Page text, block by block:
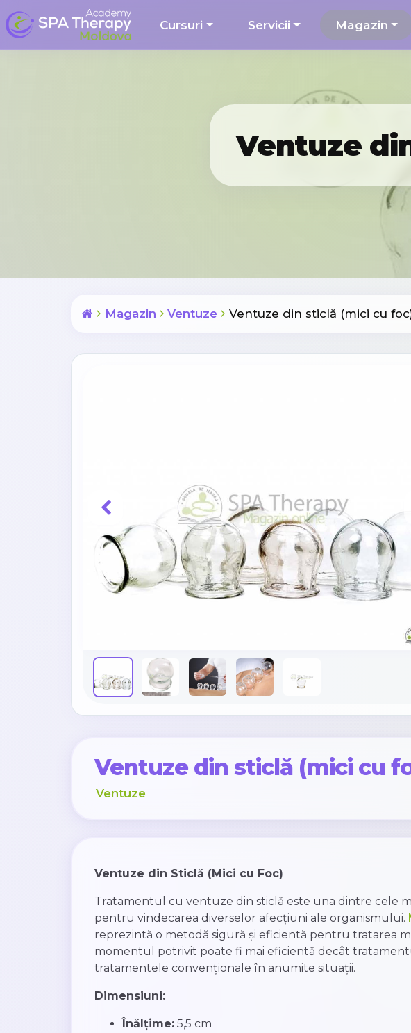
Cursuri Servicii Magazin
Ventuze
Magazin Ventuze Ventuze din sticlă (mici cu
Ventuze din sticlă (mici cu
Ventuze
Ventuze din Sticlă (Mici cu Foc)
Tratamentul cu ventuze din sticlă este una dintre cele
pentru vindecarea diverselor afecțiuni ale organismului.
reprezintă o metodă sigură și eficientă pentru tratarea
momentul potrivit poate fi mai eficientă decât
tratamentele convenționale în anumite situații.
Dimensiuni:
Înălțime:5,5 cm